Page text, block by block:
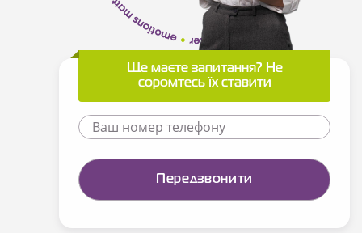
Ще маєте запитання? Не
соромтесь їх ставити